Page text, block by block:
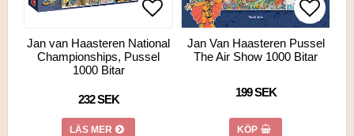
Lägg till i favoritlistan
Lägg till i favoritlistan
Jan van Haasteren National
Championships, Pussel
1000 Bitar
232 SEK
LÄS MER
Lägg
Jan Van Haasteren Pussel
The Air Show 1000 Bitar
199 SEK
KÖP